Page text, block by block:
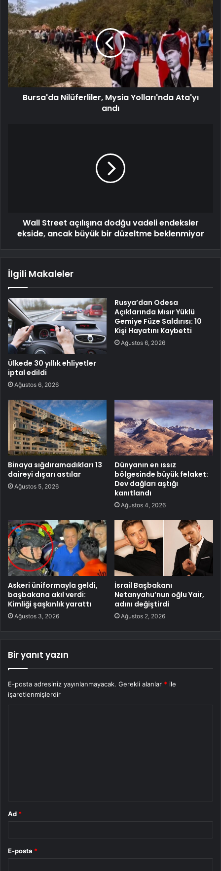
Bursa'da Nilüferliler, Mysia Yolları'nda Ata'yı
andı
Wall Street açılışına dodğu vadeli endeksler
ekside, ancak büyük bir düzeltme beklenmiyor
İlgili Makaleler
Ülkede 30 yıllık ehliyetler
iptal edildi
Ağustos 6, 2026
Rusya’dan Odesa
Açıklarında Mısır Yüklü
Gemiye Füze Saldırısı: 10
Kişi Hayatını Kaybetti
Ağustos 6, 2026
Binaya sığdıramadıkları 13
daireyi dışarı astılar
Ağustos 5, 2026
Dünyanın en ıssız
bölgesinde büyük felaket:
Dev dağları aştığı
kanıtlandı
Ağustos 4, 2026
Askeri üniformayla geldi,
başbakana akıl verdi:
Kimliği şaşkınlık yarattı
Ağustos 3, 2026
İsrail Başbakanı
Netanyahu’nun oğlu Yair,
adını değiştirdi
Ağustos 2, 2026
Bir yanıt yazın
E-posta adresiniz yayınlanmayacak. Gerekli alanlar * ile
işaretlenmişlerdir
Ad *
E-posta *